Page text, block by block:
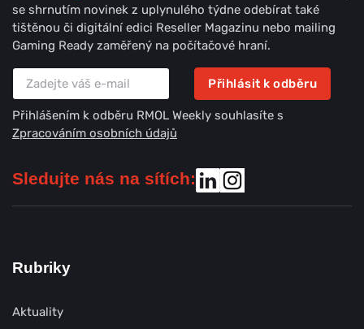
se shrnutím novinek z uplynulého týdne odebírat také
tištěnou či digitální edici Reseller Magazinu nebo mailing
Gaming Ready zaměřený na počítačové hraní.
Přihlásit k odběru
Přihlášením k odběru RMOL Weekly souhlasíte s
Zpracováním osobních údajů
Sledujte nás na sítích:
Rubriky
Aktuality